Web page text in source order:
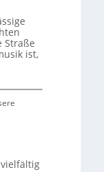
Straße
ist,